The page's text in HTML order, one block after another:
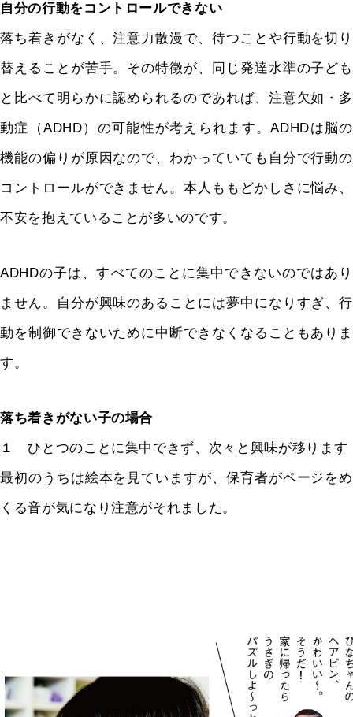
自分の行動をコントロールできない
落ち着きがなく、注意力散漫で、待つことや行動を切り
替えることが苦手。その特徴が、同じ発達水準の子ども
と比べて明らかに認められるのであれば、注意欠如・多
動症（ADHD）の可能性が考えられます。ADHDは脳の
機能の偏りが原因なので、わかっていても自分で行動の
コントロールができません。本人ももどかしさに悩み、
不安を抱えていることが多いのです。
ADHDの子は、すべてのことに集中できないのではあり
ません。自分が興味のあることには夢中になりすぎ、行
動を制御できないために中断できなくなることもありま
す。
落ち着きがない子の場合
１ ひとつのことに集中できず、次々と興味が移ります
最初のうちは絵本を見ていますが、保育者がページをめ
くる音が気になり注意がそれました。